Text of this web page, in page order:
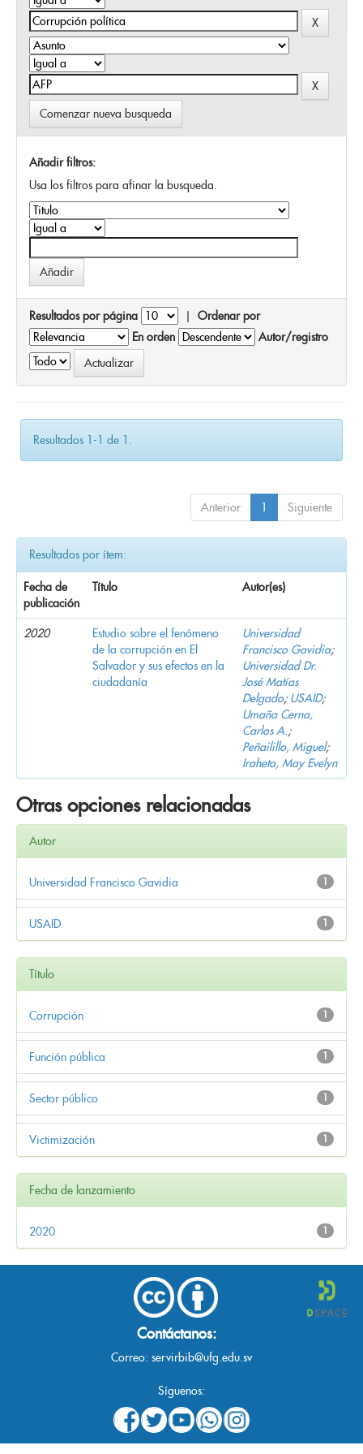
Comenzar nueva busqueda
Añadir filtros:
Usa los filtros para afinar la busqueda.
Resultados por página | Ordenar por
En orden
Autor/registro
Resultados 1-1 de 1.
Anterior 1 Siguiente
Resultados por ítem:
Fecha de
publicación
Título Autor(es)
2020
Estudio sobre el fenómeno
de la corrupción en El
Salvador y sus efectos en la
ciudadanía
Universidad
Francisco Gavidia;
Universidad Dr.
José Matías
Delgado; USAID;
Umaña Cerna,
Carlos A.;
Peñailillo, Miguel;
Iraheta, May Evelyn
Otras opciones relacionadas
Autor
1
Universidad Francisco Gavidia
1
USAID
Título
1
Corrupción
1
Función pública
1
Sector público
1
Victimización
Fecha de lanzamiento
1
2020
Contáctanos:
Correo: servirbib@ufg.edu.sv
Síguenos: